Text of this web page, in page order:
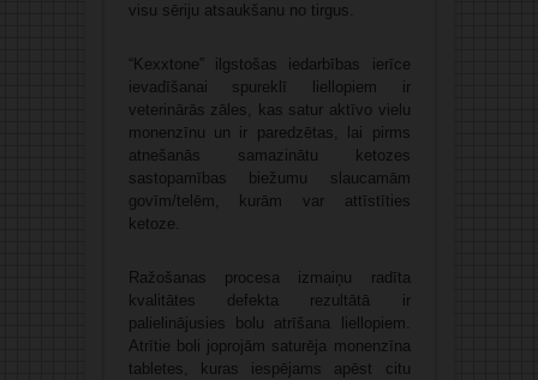
visu sēriju atsaukšanu no tirgus.
“Kexxtone” ilgstošas iedarbības ierīce
ievadīšanai spureklī liellopiem ir
veterinārās zāles, kas satur aktīvo vielu
monenzīnu un ir paredzētas, lai pirms
atnešanās samazinātu ketozes
sastopamības biežumu slaucamām
govīm/telēm, kurām var attīstīties
ketoze.
Ražošanas procesa izmaiņu radīta
kvalitātes defekta rezultātā ir
palielinājusies bolu atrīšana liellopiem.
Atrītie boli joprojām saturēja monenzīna
tabletes, kuras iespējams apēst citu